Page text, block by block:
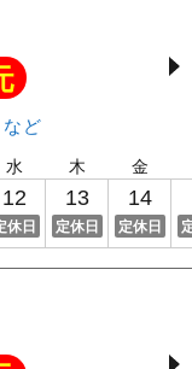
水
12
休日
木
13
定休日
金
14
定休日